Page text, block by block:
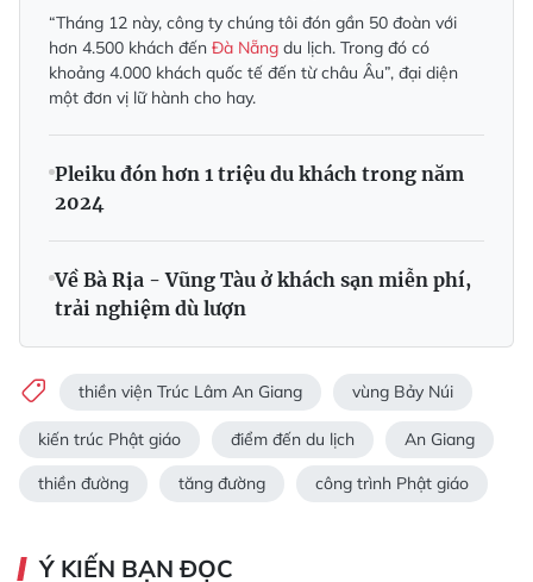
“Tháng 12 này, công ty chúng tôi đón gần 50 đoàn với
hơn 4.500 khách đến Đà Nẵng du lịch. Trong đó có
khoảng 4.000 khách quốc tế đến từ châu Âu”, đại diện
một đơn vị lữ hành cho hay.
Pleiku đón hơn 1 triệu du khách trong năm
2024
Về Bà Rịa - Vũng Tàu ở khách sạn miễn phí,
trải nghiệm dù lượn
thiền viện Trúc Lâm An Giang vùng Bảy Núi
kiến trúc Phật giáo điểm đến du lịch An Giang
thiền đường tăng đường công trình Phật giáo
Ý KIẾN BẠN ĐỌC